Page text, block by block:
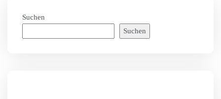
Suchen
Suchen